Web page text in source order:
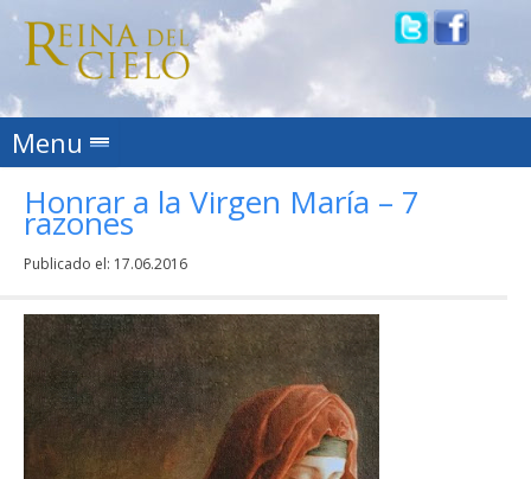
Menu Skip to content
Honrar a la Virgen María – 7
razones
Publicado el: 17.06.2016